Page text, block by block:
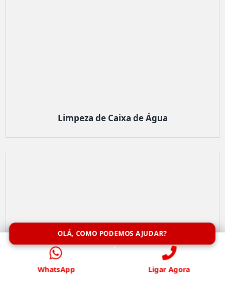
Limpeza de Caixa de Água
OLÁ, COMO PODEMOS AJUDAR?
WhatsApp Ligar Agora